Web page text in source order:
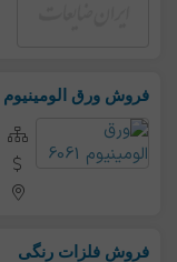
فروش ورق الومینیوم 6061
فروش فلزات رنگی